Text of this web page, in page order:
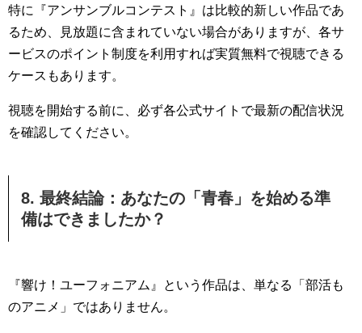
特に『アンサンブルコンテスト』は比較的新しい作品であ
るため、見放題に含まれていない場合がありますが、各サ
ービスのポイント制度を利用すれば実質無料で視聴できる
ケースもあります。
視聴を開始する前に、必ず各公式サイトで最新の配信状況
を確認してください。
8. 最終結論：あなたの「青春」を始める準
備はできましたか？
『響け！ユーフォニアム』という作品は、単なる「部活も
のアニメ」ではありません。